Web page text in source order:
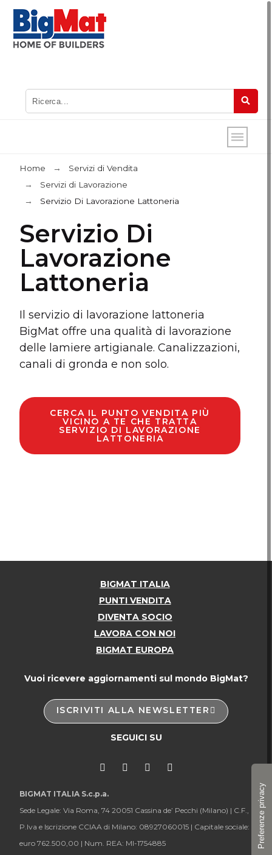
Home
Servizi di Vendita
Servizi di Lavorazione
Servizio Di Lavorazione Lattoneria
Servizio Di
Lavorazione
Lattoneria
Il servizio di lavorazione lattoneria
BigMat offre una qualità di lavorazione
delle lamiere artigianale. Canalizzazioni,
canali di gronda e non solo.
CERCA IL PUNTO VENDITA PIÙ
VICINO A TE CHE TRATTA
SERVIZIO DI LAVORAZIONE
LATTONERIA
BIGMAT ITALIA
PUNTI VENDITA
DIVENTA SOCIO
LAVORA CON NOI
BIGMAT EUROPA
Vuoi ricevere aggiornamenti sul mondo BigMat?
ISCRIVITI ALLA NEWSLETTER
SEGUICI SU
BIGMAT ITALIA S.c.p.a.
Sede Legale: Via Roma, 74 20051 Cassina de’ Pecchi (Milano) | C.F.,
P.Iva e Iscrizione CCIAA di Milano: 08927060015 | Capitale sociale:
euro 762.500,00 | Num. REA: MI-1754885